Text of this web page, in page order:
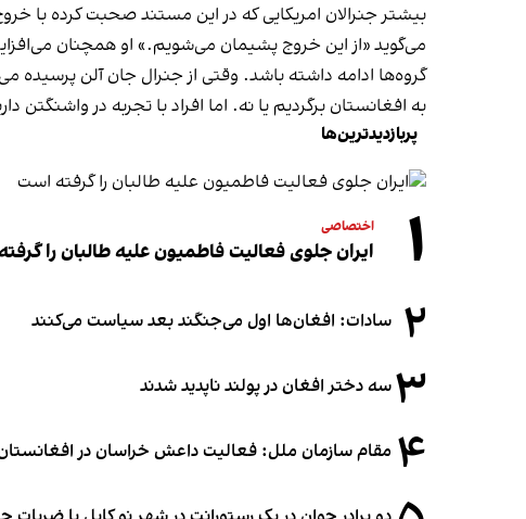
بیشتر جنرالان امریکایی که در این مستند صحبت کرده با
می‌گوید «از این خروج پشیمان می‌شویم.» او همچنان
گروه‌ها ادامه داشته باشد. وقتی از جنرال جان آلن پرسیده
به افغانستان برگردیم یا نه. اما افراد با تجربه در واشنگتن
پربازدیدترین‌ها
۱ اختصاصی
ایران جلوی فعالیت فاطمیون علیه طالبان را
۲ سادات: افغان‌ها اول می‌جنگند بعد سیاست می‌کنند
۳سه دختر افغان در پولند ناپدید شدند
۴ مقام سازمان ملل: فعالیت داعش خراسان در